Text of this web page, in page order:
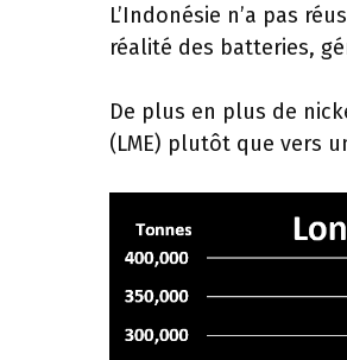
L’Indonésie n’a pas
réalité des batteries,
De plus en plus de
(LME) plutôt que vers